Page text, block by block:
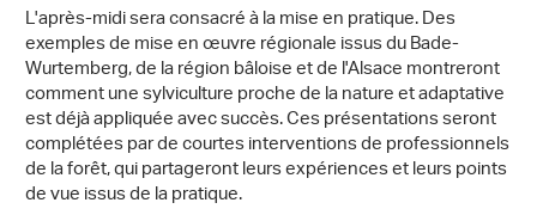
L'après-midi sera consacré à la mise en pratique. Des
exemples de mise en œuvre régionale issus du Bade-
Wurtemberg, de la région bâloise et de l'Alsace montreront
comment une sylviculture proche de la nature et adaptative
est déjà appliquée avec succès. Ces présentations seront
complétées par de courtes interventions de professionnels
de la forêt, qui partageront leurs expériences et leurs points
de vue issus de la pratique.